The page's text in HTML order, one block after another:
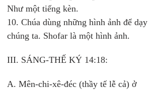
Như một tiếng kèn.
10. Chúa dùng những hình ảnh để dạy
chúng ta. Shofar là một hình ảnh.
III. SÁNG-THẾ KÝ 14:18:
A. Mên-chi-xê-đéc (thầy tế lễ cả) ở